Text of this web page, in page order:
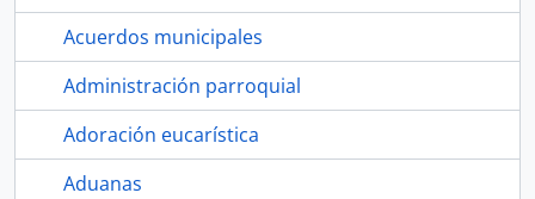
Acuerdos municipales
Administración parroquial
Adoración eucarística
Aduanas